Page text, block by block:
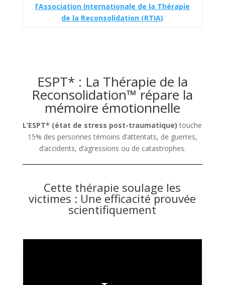
l’Association Internationale de la Thérapie
de la Reconsolidation (RTIA)
ESPT* : La Thérapie de la
Reconsolidation™ répare la
mémoire émotionnelle
L’ESPT* (état de stress post-traumatique) touche
15% des personnes témoins d’attentats, de guerres,
d’accidents, d’agressions ou de catastrophes.
Cette thérapie soulage les
victimes : Une efficacité prouvée
scientifiquement